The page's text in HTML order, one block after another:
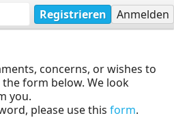
Registrieren Anmelden
concerns, or wishes to
form below. We look
you.
please use this form.